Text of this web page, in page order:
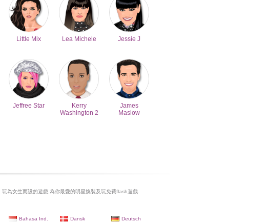
Little Mix Lea Michele Jessie J
Jeffree Star
Kerry
Washington 2
James
Maslow
玩為女生而設的遊戲,為你最愛的明星換裝及玩免費flash遊戲.
Bahasa Ind. Dansk Deutsch